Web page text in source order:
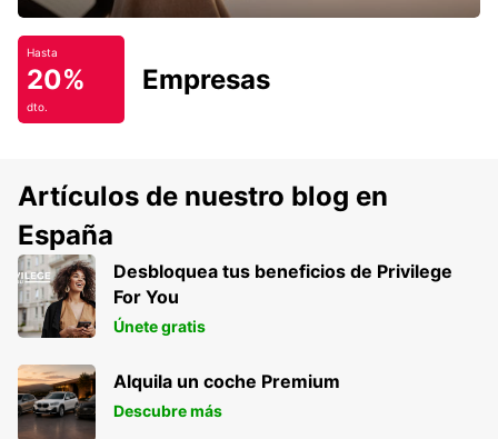
Hasta
20%
dto.
Empresas
Artículos de nuestro blog en
España
Desbloquea tus beneficios de Privilege
For You
Únete gratis
Alquila un coche Premium
Descubre más